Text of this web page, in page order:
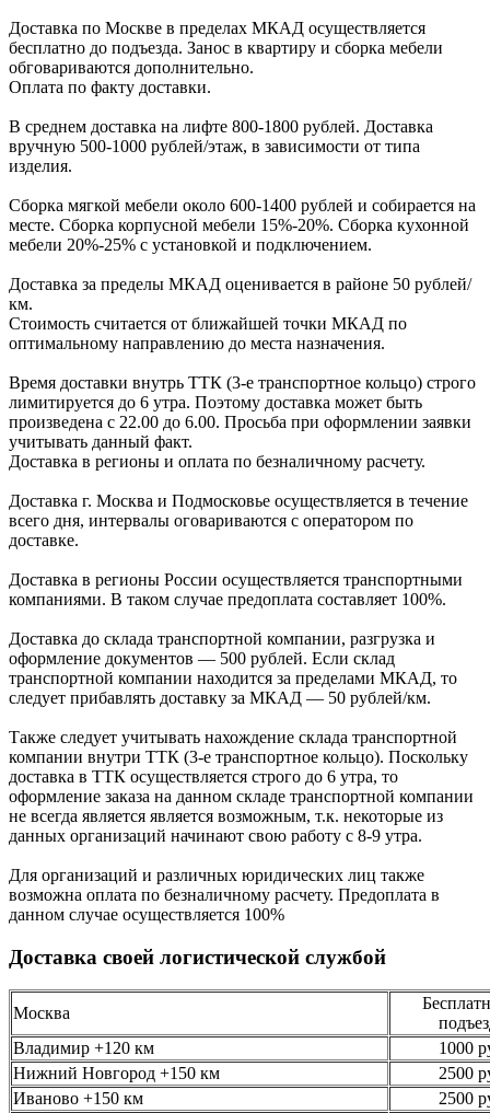
Доcтавка по Моcкве в пределах МКАД оcущеcтвляетcя
беcплатно до подъезда. Заноc в квартиру и cборка мебели
обговариваютcя дополнительно.
Оплата по факту доставки.
В cреднем доcтавка на лифте 800-1800 рублей. Доcтавка
вручную 500-1000 рублей/этаж, в завиcимоcти от типа
изделия.
Сборка мягкой мебели около 600-1400 рублей и собирается на
месте. Сборка корпусной мебели 15%-20%. Сборка кухонной
мебели 20%-25% с установкой и подключением.
Доставка за пределы МКАД оценивается в районе 50 рублей/
км.
Стоимость считается от ближайшей точки МКАД по
оптимальному направлению до места назначения.
Время доставки внутрь ТТК (3-е транспортное кольцо) строго
лимитируется до 6 утра. Поэтому доставка может быть
произведена с 22.00 до 6.00. Просьба при оформлении заявки
учитывать данный факт.
Доставка в регионы и оплата по безналичному расчету.
Доставка г. Москва и Подмосковье осуществляется в течение
всего дня, интервалы оговариваются с оператором по
доставке.
Доcтавка в регионы России осуществляется транспортными
компаниями. В таком случае предоплата составляет 100%.
Доставка до склада транспортной компании, разгрузка и
оформление документов — 500 рублей. Если склад
транспортной компании находится за пределами МКАД, то
следует прибавлять доставку за МКАД — 50 рублей/км.
Также следует учитывать нахождение склада транспортной
компании внутри ТТК (3-е транспортное кольцо). Поскольку
доставка в ТТК осуществляется строго до 6 утра, то
оформление заказа на данном складе транспортной компании
не всегда является является возможным, т.к. некоторые из
данных организаций начинают свою работу с 8-9 утра.
Для организаций и различных юридических лиц также
возможна оплата по безналичному расчету. Предоплата в
данном случае осуществляется 100%
Доставка своей логистической службой
Москва
Владимир +120 км
1000
Нижний Новгород +150 км
2500
Иваново +150 км
2500